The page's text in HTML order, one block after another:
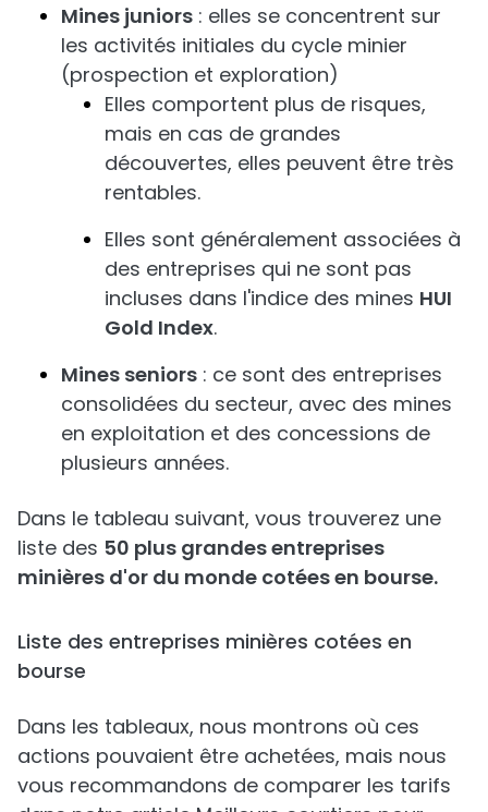
Mines juniors : elles se concentrent sur
les activités initiales du cycle minier
(prospection et exploration)
Elles comportent plus de risques,
mais en cas de grandes
découvertes, elles peuvent être très
rentables.
Elles sont généralement associées à
des entreprises qui ne sont pas
incluses dans l'indice des mines HUI
Gold Index.
Mines seniors : ce sont des entreprises
consolidées du secteur, avec des mines
en exploitation et des concessions de
plusieurs années.
Dans le tableau suivant, vous trouverez une
liste des 50 plus grandes entreprises
minières d'or du monde cotées en bourse.
Liste des entreprises minières cotées en
bourse
Dans les tableaux, nous montrons où ces
actions pouvaient être achetées, mais nous
vous recommandons de comparer les tarifs